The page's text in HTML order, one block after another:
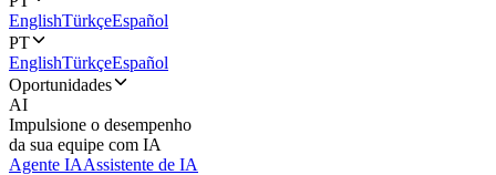
EnglishTürkçeEspañol
PT
EnglishTürkçeEspañol
Oportunidades
AI
Impulsione o desempenho
da sua equipe com IA
Agente IAAssistente de IA